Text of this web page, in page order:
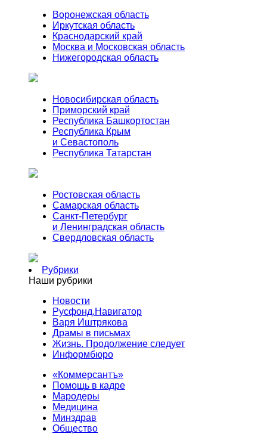
Воронежская область
Иркутская область
Краснодарский край
Москва и Московская область
Нижегородская область
Новосибирская область
Приморский край
Республика Башкортостан
Республика Крым
и Севастополь
Республика Татарстан
Ростовская область
Самарская область
Санкт-Петербург
и Ленинградская область
Свердловская область
Рубрики
Наши рубрики
Новости
Русфонд.Навигатор
Варя Иштрякова
Драмы в письмах
Жизнь. Продолжение следует
Информбюро
«Коммерсантъ»
Помощь в кадре
Мародеры
Медицина
Минздрав
Общество